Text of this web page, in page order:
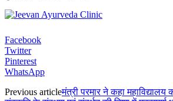
Facebook
Twitter
Pinterest
WhatsApp
Previous articleमंत्री परमार ने कहा